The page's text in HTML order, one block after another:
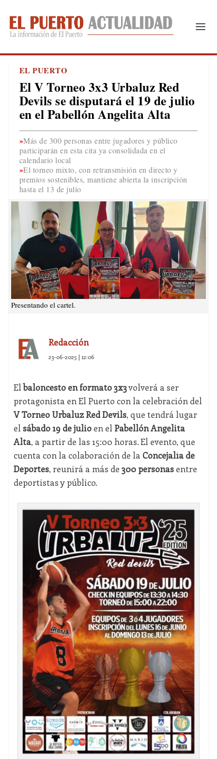
EL PUERTO
El V Torneo 3x3 Urbaluz Red
Devils se disputará el 19 de julio
en el Pabellón Angelita Alta
Más de 300 personas entre jugadores y público
participarán en esta cita ya consolidada en el
calendario local
El torneo mixto, con retransmisión en directo y
premios sostenibles, mantiene abierta la inscripción
hasta el 13 de julio
Presentando el cartel.
Redacción
23-06-2025 | 12:06
Elbaloncesto en formato 3x3volverá a ser
protagonista en El Puerto con la celebración del
V Torneo Urbaluz Red Devils, que tendrá lugar
el sábado 19 de julioen el Pabellón Angelita
Alta, a partir de las 15:00 horas. El evento, que
cuenta con la colaboración de la Concejalía de
Deportes, reunirá a más de 300 personasentre
deportistas y público.